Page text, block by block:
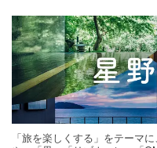
「旅を楽しくする」をテーマ